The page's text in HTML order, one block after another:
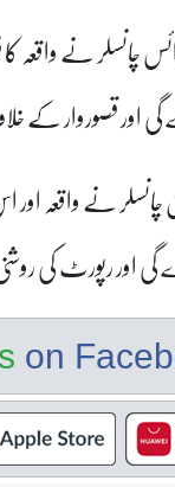
چانسلر نے
اور قصوروار کے
چانسلر نے واقعہ
اور رپورٹ کی
on